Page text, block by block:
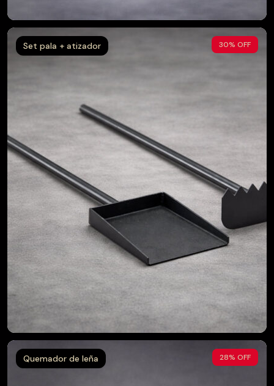
Set pala + atizador 30% OFF
34.990
Quemador de leña 28% OFF